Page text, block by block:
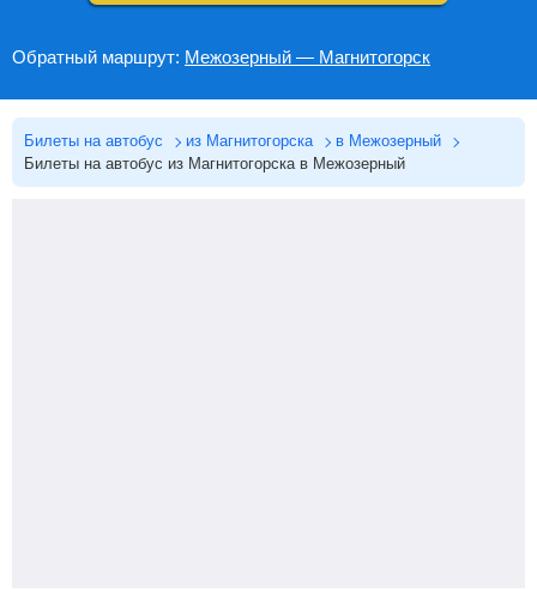
Обратный маршрут: Межозерный — Магнитогорск
Билеты на автобус из Магнитогорска
в Межозерный
Билеты на автобус из Магнитогорска в Межозерный